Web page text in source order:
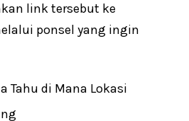
link tersebut ke
ponsel yang ingin
Tahu di Mana Lokasi